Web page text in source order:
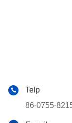
Telp
86-0755-